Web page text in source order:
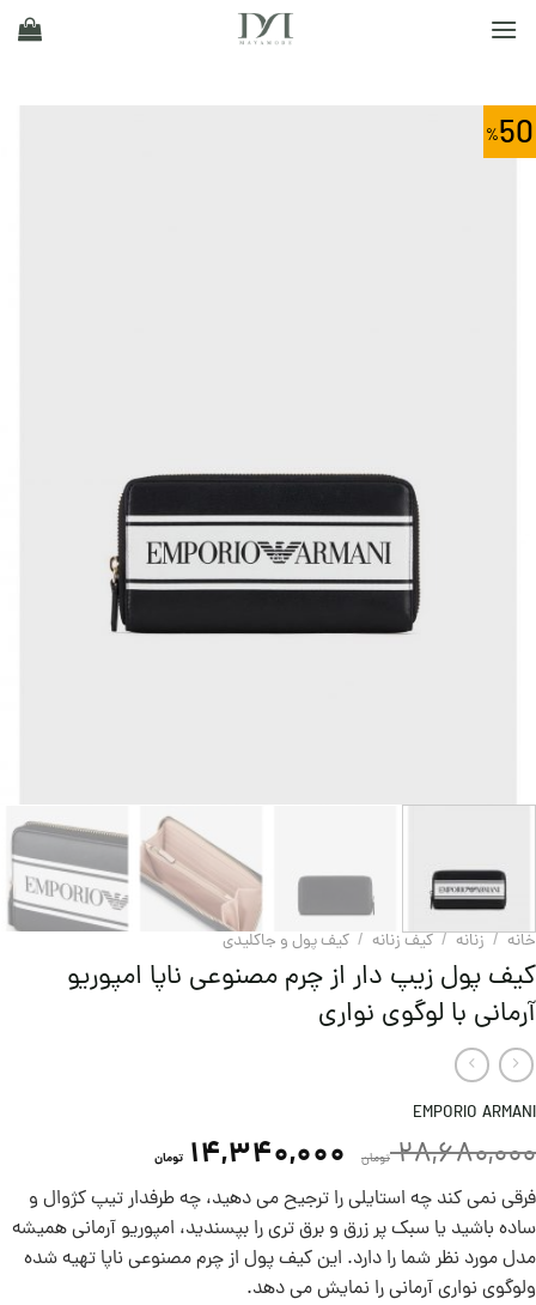
50
خانه / زنانه / کیف زنانه / کیف پول و جاکلیدی
کیف پول زیپ دار از چرم مصنوعی ناپا امپوریو
آرمانی با لوگوی نواری
EMPORIO ARMANI
28,680,000 تومان 14,340,000 تومان
فرقی نمی کند چه استایلی را ترجیح می دهید، چه طرفدار تیپ کژوال و
ساده باشید یا سبک پر زرق و برق تری را بپسندید، امپوریو آرمانی همیشه
مدل مورد نظر شما را دارد. این کیف پول از چرم مصنوعی ناپا تهیه شده
ولوگوی نواری آرمانی را نمایش می دهد.